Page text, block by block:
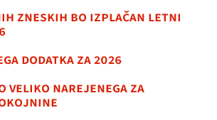
zneskih bo izplačan letni
dodatka za 2026
veliko narejenega za